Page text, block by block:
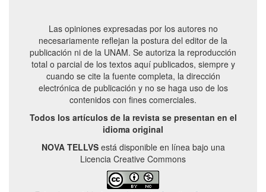
Las opiniones expresadas por los autores no
necesariamente reflejan la postura del editor de la
publicación ni de la UNAM. Se autoriza la reproducción
total o parcial de los textos aquí publicados, siempre y
cuando se cite la fuente completa, la dirección
electrónica de publicación y no se haga uso de los
contenidos con fines comerciales.
Todos los artículos de la revista se presentan en el
idioma original
NOVA TELLVSestá disponible en línea bajo una
Licencia Creative Commons